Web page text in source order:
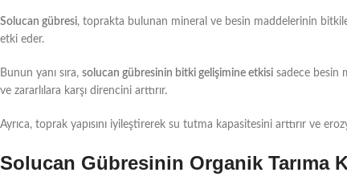
Solucan gübresi, toprakta bulunan mineral ve besin maddelerinin
etki eder.
Bunun yanı sıra, solucan gübresinin bitki gelişimine etkisi sadece besin
ve zararlılara karşı direncini arttırır.
Ayrıca, toprak yapısını iyileştirerek su tutma kapasitesini arttırır ve
Solucan Gübresinin Organik Tarıma